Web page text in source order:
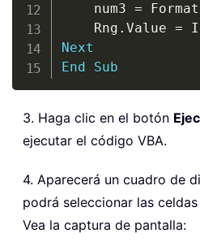
    num3
= Format
    Rng
. Value =
Next
End
Sub
3. Haga clic en el botón
ejecutar el código VBA.
4. Aparecerá un cuadro de
podrá seleccionar las
Vea la captura de pantalla: